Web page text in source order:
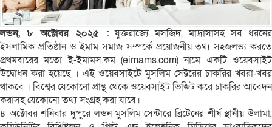
লন্ডন, ৮ অক্টোবর ২০২৫ : যুক্তরাজ্যে মসজিদ, মাদ্রাসাসহ সব ধরনের
ইসলামিক প্রতিষ্ঠান ও ইমাম সমাজ সম্পর্কে প্রয়োজনীয় তথ্য সহজলভ্য করতে
প্রথমবারের মতো ই-ইমামস.কম (eimams.com) নামে একটি ওয়েবসাইট
উদ্বোধন করা হয়েছে । এই ওয়েবসাইটে মুসলিম সেক্টরের চাকরির খবরা-খবর
থাকবে । বিশ্বের যেকোনো প্রান্থ থেকে ওয়েবসাইট ভিজিট করে চাকরির আবেদন
করাসহ যেকোনো তথ্য সংগ্রহ করা যাবে।
৪ অক্টোবর শনিবার দুপুরে লন্ডন মুসলিম সেন্টারে ব্রিটেনের শীর্ষ স্থানীয় উলামা,